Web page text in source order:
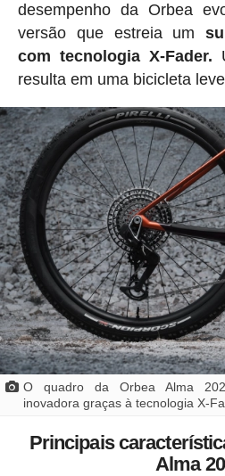
desempenho da Orbea
versão que estreia um
com tecnologia X-Fader.
resulta em uma bicicleta
O quadro da Orbea Alma
inovadora graças à tecnologia X-
Principais
Alma